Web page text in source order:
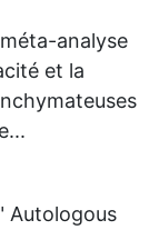
analyse
et la
Autologous